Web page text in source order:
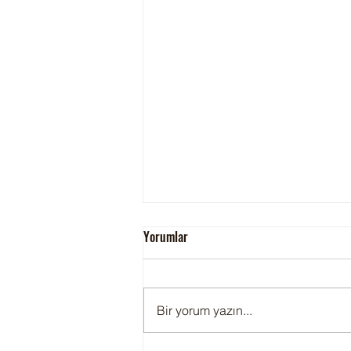
Hekimbaşı Adak
Yorumlar
Bir yorum yazın...